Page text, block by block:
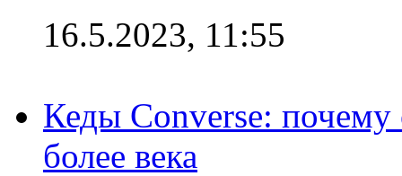
16.5.2023, 11:55
Кеды Converse:
более века